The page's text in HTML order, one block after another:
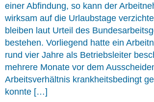
einer Abfindung, so kann der
wirksam auf die Urlaubstage
bleiben laut Urteil des
bestehen. Vorliegend hatte ein
rund vier Jahre als Betriebsleiter
mehrere Monate vor dem
Arbeitsverhältnis krankheitsbedingt
konnte […]